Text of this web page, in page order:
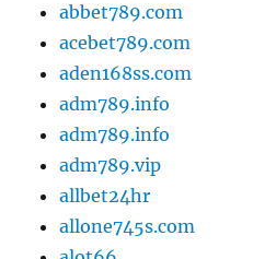
abbet789.com
acebet789.com
aden168ss.com
adm789.info
adm789.info
adm789.vip
allbet24hr
allone745s.com